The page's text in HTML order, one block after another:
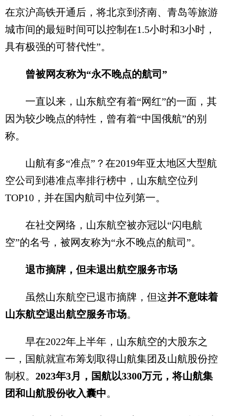
在京沪高铁开通后，将北京到济南、青岛等旅游
城市间的最短时间可以控制在1.5小时和3小时，
具有极强的可替代性”。
曾被网友称为“永不晚点的航司”
一直以来，山东航空有着“网红”的一面，其
因为较少晚点的特性，曾有着“中国俄航”的别
称。
山航有多“准点”？在2019年亚太地区大型航
空公司到港准点率排行榜中，山东航空位列
TOP10，并在国内航司中位列第一。
在社交网络，山东航空被亦冠以“闪电航
空”的名号，被网友称为“永不晚点的航司”。
退市摘牌，但未退出航空服务市场
虽然山东航空已退市摘牌，但这并不意味着
山东航空退出航空服务市场。
早在2022年上半年，山东航空的大股东之
一，国航就宣布筹划取得山航集团及山航股份控
制权。 2023年3月，国航以3300万元，将山航集
团和山航股份收入囊中。